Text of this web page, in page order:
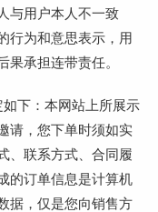
与用户本人不一致
行为和意思表示，用
果承担连带责任。
下：本网站上所展示
请，您下单时须如实
、联系方式、合同履
的订单信息是计算机
据，仅是您向销售方